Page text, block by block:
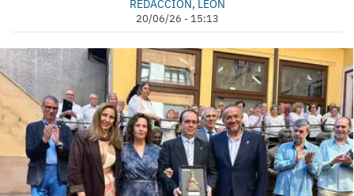
REDACCIÓN, LEÓN
20/06/26 - 15:13